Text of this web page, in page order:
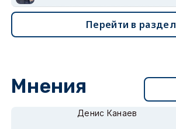
Перейти в раздел
Мнения
Денис Канаев